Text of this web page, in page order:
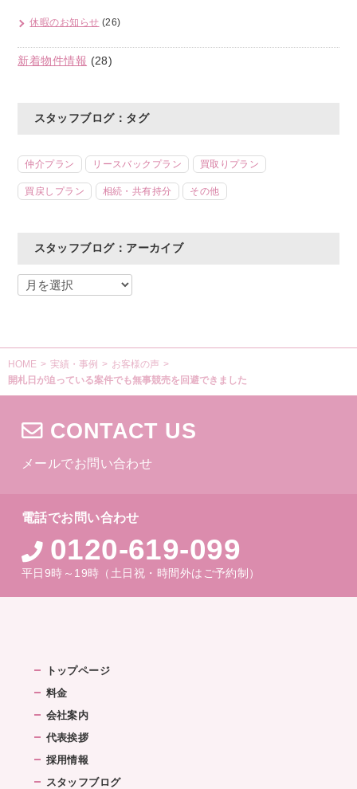
休暇のお知らせ (26)
新着物件情報 (28)
スタッフブログ：タグ
仲介プラン リースバックプラン 買取りプラン
買戻しプラン 相続・共有持分 その他
スタッフブログ：アーカイブ
HOME > 実績・事例 > お客様の声 >
開札日が迫っている案件でも無事競売を回避できました
CONTACT US
メールでお問い合わせ
電話でお問い合わせ
0120-619-099
平日9時～19時（土日祝・時間外はご予約制）
トップページ
料金
会社案内
代表挨拶
採用情報
スタッフブログ